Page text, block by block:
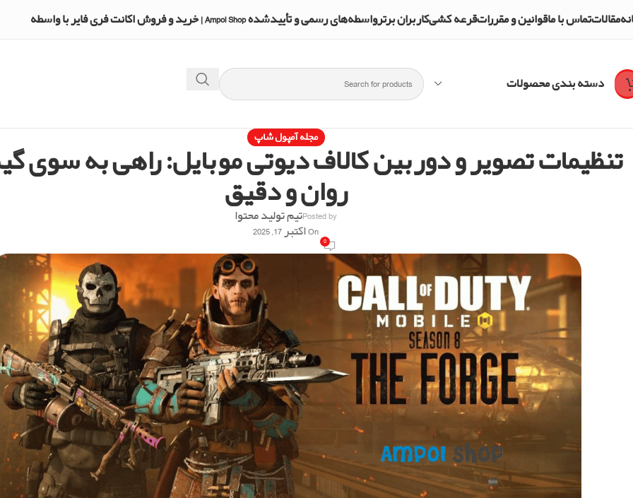
مقالاتتماس با ماقوانین و مقرراتقرعه کشیکاربران برترواسطه‌های رسمی و تأییدشده Ampol Shop | خرید و فروش اکانت فری فایر با واسطه
دسته بندی محصولات
مجله آمپول شاپ
تنظیمات تصویر و دوربین کالاف دیوتی موبایل: راهی به سوی
روان و دقیق
Posted byتیم تولید محتوا
On اکتبر 17, 2025
0